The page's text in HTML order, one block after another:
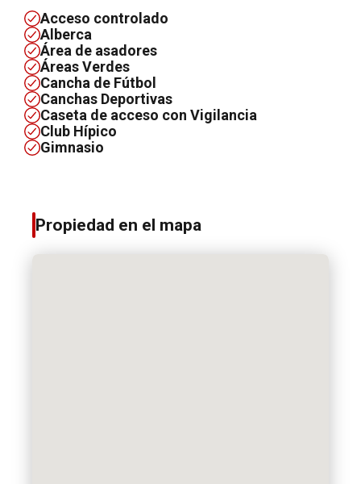
Acceso controlado
Alberca
Área de asadores
Áreas Verdes
Cancha de Fútbol
Canchas Deportivas
Caseta de acceso con Vigilancia
Club Hípico
Gimnasio
Propiedad en el mapa